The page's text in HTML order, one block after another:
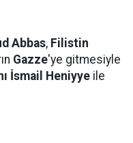
Abbas, Filistin
Gazze'ye gitmesiyle
İsmail Heniyye ile